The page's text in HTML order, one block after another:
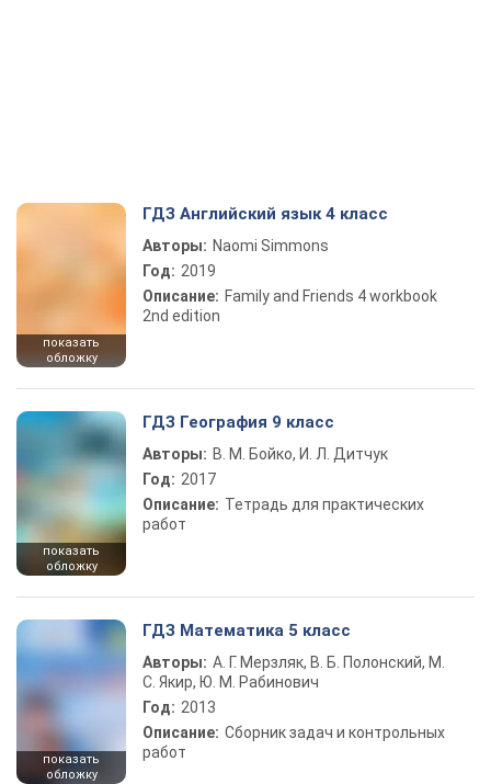
показать
обложку
ГДЗ Английский язык 4 класс
Авторы: Naomi Simmons
Год: 2019
Описание: Family and Friends 4 workbook
2nd edition
показать
обложку
ГДЗ География 9 класс
Авторы: В. М. Бойко, И. Л. Дитчук
Год: 2017
Описание: Тетрадь для практических
работ
показать
обложку
ГДЗ Математика 5 класс
Авторы: А. Г. Мерзляк, В. Б. Полонский, М.
С. Якир, Ю. М. Рабинович
Год: 2013
Описание: Сборник задач и контрольных
работ